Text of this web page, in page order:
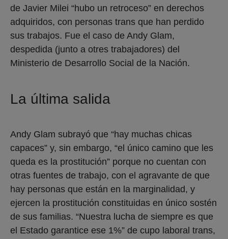
de Javier Milei “hubo un retroceso” en derechos
adquiridos, con personas trans que han perdido
sus trabajos. Fue el caso de Andy Glam,
despedida (junto a otres trabajadores) del
Ministerio de Desarrollo Social de la Nación.
La última salida
Andy Glam subrayó que “hay muchas chicas
capaces” y, sin embargo, “el único camino que les
queda es la prostitución” porque no cuentan con
otras fuentes de trabajo, con el agravante de que
hay personas que están en la marginalidad, y
ejercen la prostitución constituidas en único sostén
de sus familias. “Nuestra lucha de siempre es que
el Estado garantice ese 1%” de cupo laboral trans,